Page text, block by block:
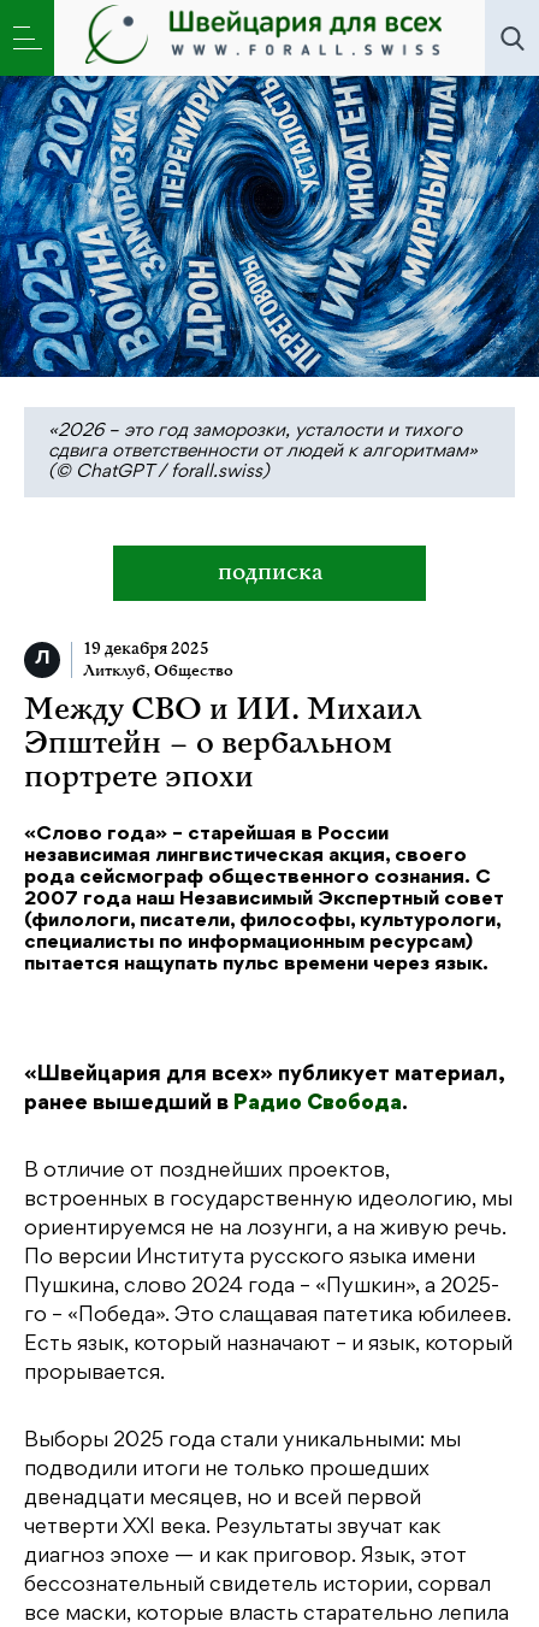
Литклуб Новости,Общество» Между СВО и ИИ.
Михаил Эпштейн – о вербальном портрете эпохи
«2026 – это год заморозки, усталости и тихого
сдвига ответственности от людей к алгоритмам»
(© ChatGPT / forall.swiss)
подписка
19 декабря 2025
Литклуб, Общество
Между СВО и ИИ. Михаил
Эпштейн – о вербальном
портрете эпохи
«Слово года» – старейшая в России
независимая лингвистическая акция, своего
рода сейсмограф общественного сознания. С
2007 года наш Независимый Экспертный совет
(филологи, писатели, философы, культурологи,
специалисты по информационным ресурсам)
пытается нащупать пульс времени через язык.
«Швейцария для всех» публикует материал,
ранее вышедший в Радио Свобода.
В отличие от позднейших проектов,
встроенных в государственную идеологию, мы
ориентируемся не на лозунги, а на живую речь.
По версии Института русского языка имени
Пушкина, слово 2024 года – «Пушкин», а 2025-
го – «Победа». Это слащавая патетика юбилеев.
Есть язык, который назначают – и язык, который
прорывается.
Выборы 2025 года стали уникальными: мы
подводили итоги не только прошедших
двенадцати месяцев, но и всей первой
четверти XXI века. Результаты звучат как
диагноз эпохе — и как приговор. Язык, этот
бессознательный свидетель истории, сорвал
все маски, которые власть старательно лепила